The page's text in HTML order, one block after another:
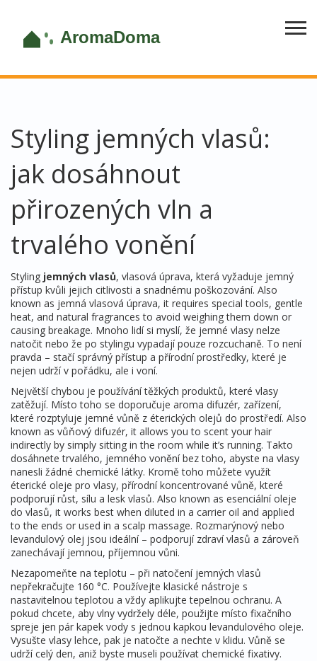
Styling jemných vlasů:
jak dosáhnout
přirozených vln a
trvalého vonění
Styling jemných vlasů, vlasová úprava, která vyžaduje jemný
přístup kvůli jejich citlivosti a snadnému poškozování. Also
known as jemná vlasová úprava, it requires special tools, gentle
heat, and natural fragrances to avoid weighing them down or
causing breakage. Mnoho lidí si myslí, že jemné vlasy nelze
natočit nebo že po stylingu vypadají pouze rozcuchaně. To není
pravda – stačí správný přístup a přírodní prostředky, které je
nejen udrží v pořádku, ale i voní.
Největší chybou je používání těžkých produktů, které vlasy
zatěžují. Místo toho se doporučuje aroma difuzér, zařízení,
které rozptyluje jemné vůně z éterických olejů do prostředí. Also
known as vůňový difuzér, it allows you to scent your hair
indirectly by simply sitting in the room while it’s running. Takto
dosáhnete trvalého, jemného vonění bez toho, abyste na vlasy
nanesli žádné chemické látky. Kromě toho můžete využít
éterické oleje pro vlasy, přírodní koncentrované vůně, které
podporují růst, sílu a lesk vlasů. Also known as esenciální oleje
do vlasů, it works best when diluted in a carrier oil and applied
to the ends or used in a scalp massage. Rozmarýnový nebo
levandulový olej jsou ideální – podporují zdraví vlasů a zároveň
zanechávají jemnou, příjemnou vůni.
Nezapomeňte na teplotu – při natočení jemných vlasů
nepřekračujte 160 °C. Používejte klasické nástroje s
nastavitelnou teplotou a vždy aplikujte tepelnou ochranu. A
pokud chcete, aby vlny vydržely déle, použijte místo fixačního
spreje jen pár kapek vody s jednou kapkou levandulového oleje.
Vysušte vlasy lehce, pak je natočte a nechte v klidu. Vůně se
udrží celý den, aniž byste museli používat chemické fixativy.